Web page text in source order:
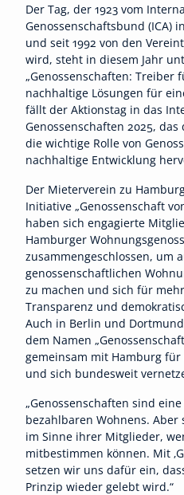
Der Tag, der 1923 vom
Genossenschaftsbund (ICA)
und seit 1992 von den
wird, steht in diesem Jahr
„Genossenschaften: Treiber
nachhaltige Lösungen für
fällt der Aktionstag in das
Genossenschaften 2025,
die wichtige Rolle von
nachhaltige Entwicklung
Der Mieterverein zu
Initiative „Genossenschaft
haben sich engagierte
Hamburger
zusammengeschlossen, um
genossenschaftlichen
zu machen und sich für
Transparenz und
Auch in Berlin und
dem Namen
gemeinsam mit Hamburg
und sich bundesweit
„Genossenschaften sind
bezahlbaren Wohnens.
im Sinne ihrer Mitglieder,
mitbestimmen können. Mit
setzen wir uns dafür ein,
Prinzip wieder gelebt wird.“